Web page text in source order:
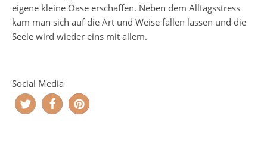
eigene kleine Oase erschaffen. Neben dem Alltagsstress
kam man sich auf die Art und Weise fallen lassen und die
Seele wird wieder eins mit allem.
Social Media